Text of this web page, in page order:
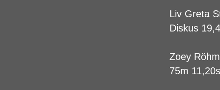
Liv Greta
Diskus
Zoey Röhm
75m